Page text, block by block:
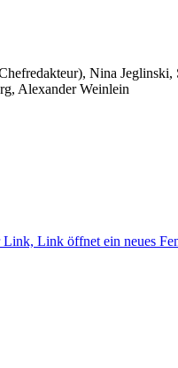
Nina Jeglinski,
Alexander Weinlein
Link, Link öffnet ein neues